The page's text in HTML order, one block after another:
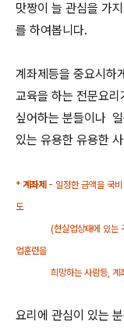
맛짱이 늘 관심을 가
를 하여봅니다.
계좌제등을 중요시하
교육을 하는 전문요
싶어하는 분들이나
있는 유용한 유용한
* 계좌제 - 일정한 금액을 국
도
(현실업상태에 있는 구직
업훈련을
희망하는 사람등, 계좌제
요리에 관심이 있는